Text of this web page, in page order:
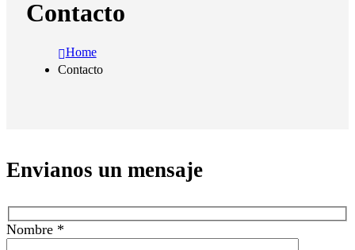
Contacto
Home
Contacto
Envianos un mensaje
Nombre *